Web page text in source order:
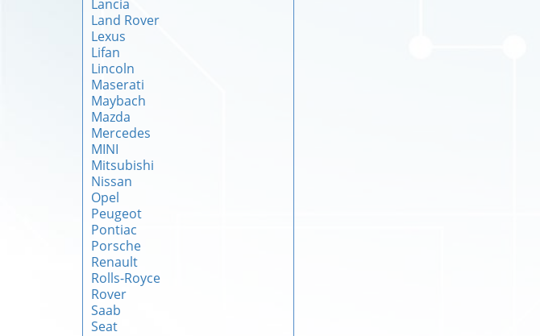
Lancia
Land Rover
Lexus
Lifan
Lincoln
Maserati
Maybach
Mazda
Mercedes
MINI
Mitsubishi
Nissan
Opel
Peugeot
Pontiac
Porsche
Renault
Rolls-Royce
Rover
Saab
Seat